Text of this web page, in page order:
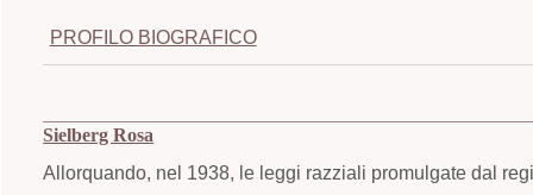
PROFILO BIOGRAFICO
Sielberg Rosa
Allorquando, nel 1938, le leggi razziali promulgate dal